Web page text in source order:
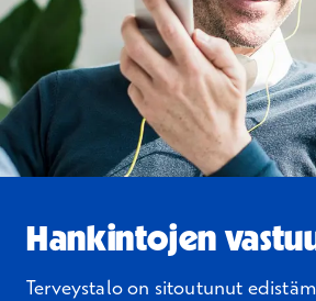
Hankintojen
Terveystalo on sitoutunut